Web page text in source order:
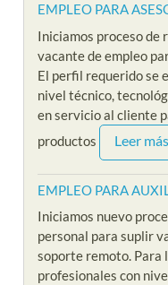
EMPLEO PARA
Iniciamos proceso de
vacante de empleo
El perfil requerido se
nivel técnico,
en servicio al cliente
productos
Leer
EMPLEO PARA
Iniciamos nuevo
personal para suplir
soporte remoto. Para
profesionales con